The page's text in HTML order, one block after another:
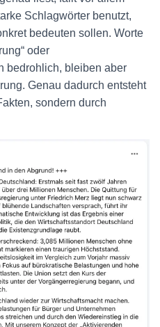
Schlagwörter benutzt,
bedeuten sollen. Worte
oder
bedrohlich, bleiben aber
Genau dadurch entsteht
sondern durch